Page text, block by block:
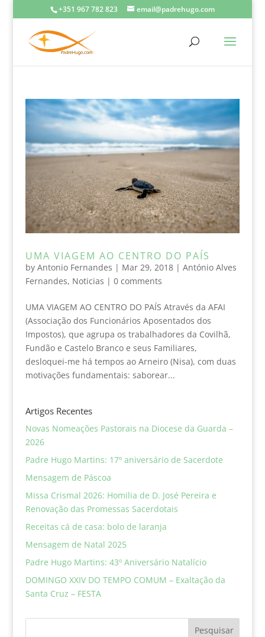
+351 967 782 823 email@padrehugo.com
UMA VIAGEM AO CENTRO DO PAÍS
by Antonio Fernandes | Mar 29, 2018| António Alves
Fernandes, Noticias | 0 comments
UMA VIAGEM AO CENTRO DO PAÍS Através da AFAI
(Associação dos Funcionários Aposentados dos
Impostos), que agrupa os trabalhadores da Covilhã,
Fundão e Castelo Branco e seus Familiares,
desloquei-me há tempos ao Arneiro (Nisa), com duas
motivações fundamentais: saborear...
Artigos Recentes
Novas Nomeações Pastorais na Diocese da Guarda –
2026
Padre Hugo Martins: 17º aniversário de Sacerdote
Mensagem de Páscoa
Missa Crismal 2026: Homilia de D. José Pereira e
Renovação das Promessas Sacerdotais
Receitas cá de casa: bolo de laranja
Mensagem de Natal 2025
Padre Hugo Martins: 43º Aniversário Natalício
DOMINGO XXIV DO TEMPO COMUM – Exaltação da
Santa Cruz – FESTA
Pesquisar